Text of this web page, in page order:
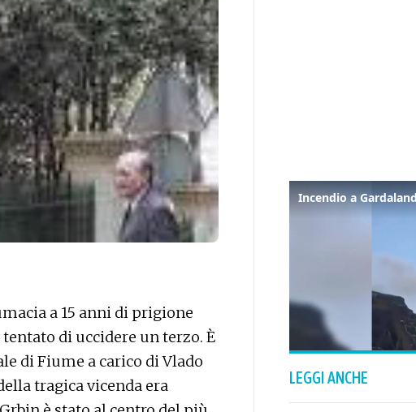
a 15 anni di prigione
di uccidere un terzo. È
di Fiume a carico di Vlado
tragica vicenda era
LEGGI ANCHE